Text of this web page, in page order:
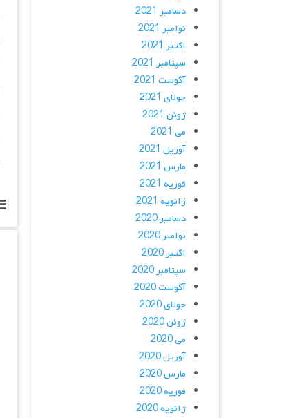
دسامبر 2021
نوامبر 2021
اکتبر 2021
سپتامبر 2021
آگوست 2021
جولای 2021
ژوئن 2021
می 2021
آوریل 2021
مارس 2021
فوریه 2021
ژانویه 2021
دسامبر 2020
نوامبر 2020
اکتبر 2020
سپتامبر 2020
آگوست 2020
جولای 2020
ژوئن 2020
می 2020
آوریل 2020
مارس 2020
فوریه 2020
ژانویه 2020